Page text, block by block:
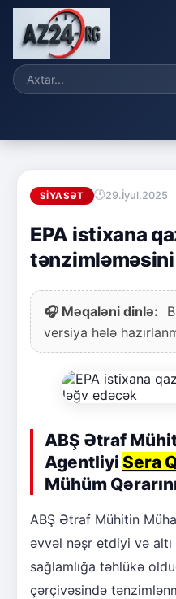
SIYASƏT 29.İyul.2025
EPA istixana
🎧 Məqaləni dinlə:
versiya hələ
ABŞ Ətraf
Agentliyi Sera
Mühüm
ABŞ Ətraf Mühitin
əvvəl nəşr etdiyi və altı
sağlamlığa təhlükə
çərçivəsində